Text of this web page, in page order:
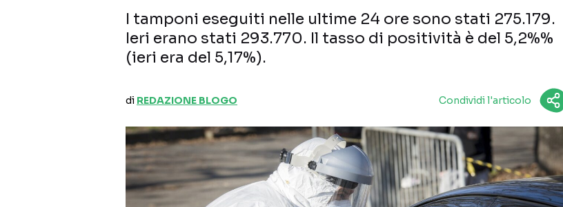
I tamponi eseguiti nelle ultime 24 ore sono stati 275.179.
Ieri erano stati 293.770. Il tasso di positività è del 5,2%%
(ieri era del 5,17%).
di REDAZIONE BLOGO Condividi l'articolo